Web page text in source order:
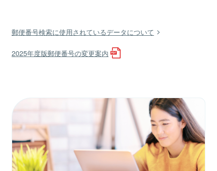
郵便番号検索に使用されているデータについて
2025年度版郵便番号の変更案内